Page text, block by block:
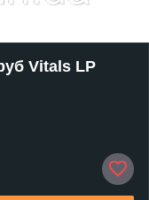
Vitals LP